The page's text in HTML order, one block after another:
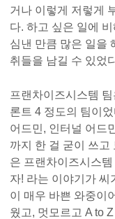
거나 이렇게 저렇게
다. 하고 싶은 일에
심낸 만큼 많은 일을
취들을 남길 수 있었
프랜차이즈시스템
론트 4 정도의 팀이
어드민, 인터널 어드
까지 한 걸 굳이 쓰고
은 프랜차이즈시스
자! 라는 이야기가 씨
이 매우 바쁜 와중이
웠고, 멋모르고 A to